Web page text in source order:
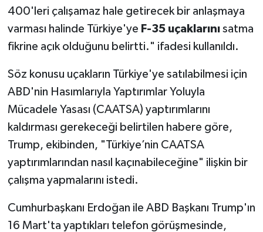
400'leri çalışamaz hale getirecek bir anlaşmaya
varması halinde Türkiye'ye F-35 uçaklarınısatma
fikrine açık olduğunu belirtti." ifadesi kullanıldı.
Söz konusu uçakların Türkiye'ye satılabilmesi için
ABD'nin Hasımlarıyla Yaptırımlar Yoluyla
Mücadele Yasası (CAATSA) yaptırımlarını
kaldırması gerekeceği belirtilen habere göre,
Trump, ekibinden, "Türkiye’nin CAATSA
yaptırımlarından nasıl kaçınabileceğine" ilişkin bir
çalışma yapmalarını istedi.
Cumhurbaşkanı Erdoğan ile ABD Başkanı Trump'ın
16 Mart'ta yaptıkları telefon görüşmesinde,